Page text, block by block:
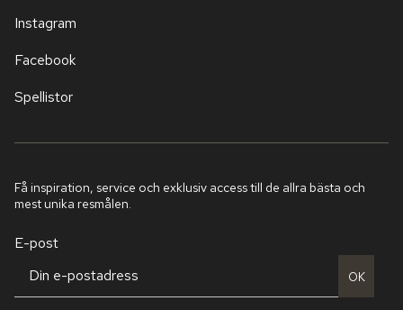
Instagram
Facebook
Spellistor
Få inspiration, service och exklusiv access till de allra bästa och
mest unika resmålen.
E-post
OK